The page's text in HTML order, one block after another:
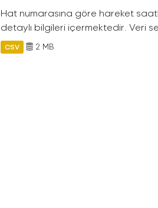
Hat numarasına göre hareket
detaylı bilgileri içermektedir. Veri
CSV 2 MB